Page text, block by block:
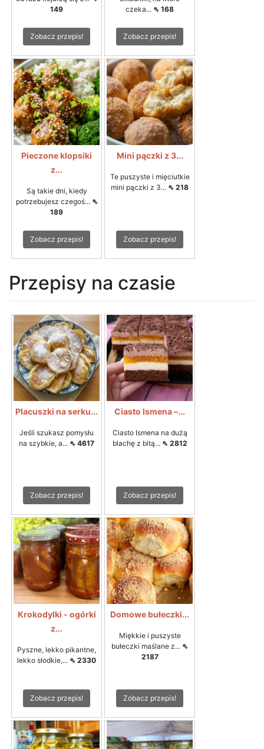
149
Zobacz przepis!
czeka... ⇖ 168
Zobacz przepis!
Pieczone klopsiki
z...
Są takie dni, kiedy
potrzebujesz czegoś... ⇖
189
Zobacz przepis!
Mini pączki z 3...
Te puszyste i mięciutkie
mini pączki z 3... ⇖ 218
Zobacz przepis!
Przepisy na czasie
Placuszki na serku...
Jeśli szukasz pomysłu
na szybkie, a... ⇖ 4617
Zobacz przepis!
Ciasto Ismena –...
Ciasto Ismena na dużą
blachę z bitą... ⇖ 2812
Zobacz przepis!
Krokodylki - ogórki
z...
Pyszne, lekko pikantne,
lekko słodkie,... ⇖ 2330
Zobacz przepis!
Domowe bułeczki...
Miękkie i puszyste
bułeczki maślane z... ⇖
2187
Zobacz przepis!